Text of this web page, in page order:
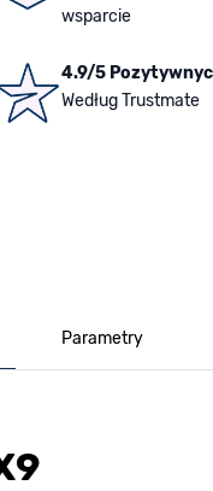
wsparcie
4.9/5
Według Trustmate
Parametry